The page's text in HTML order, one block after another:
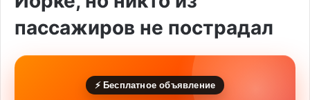
пассажиров не пострадал
⚡ Бесплатное объявление